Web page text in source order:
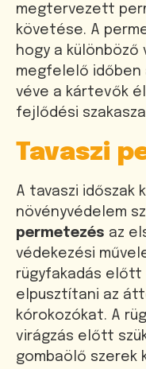
megtervezett
követése. A
hogy a
megfelelő időben
véve a kártevők
fejlődési
Tavaszi
A tavaszi időszak
növényvédelem
permetezés az
védekezési
rügyfakadás előtt
elpusztítani az
kórokozókat. A
virágzás előtt
gombaölő szerek